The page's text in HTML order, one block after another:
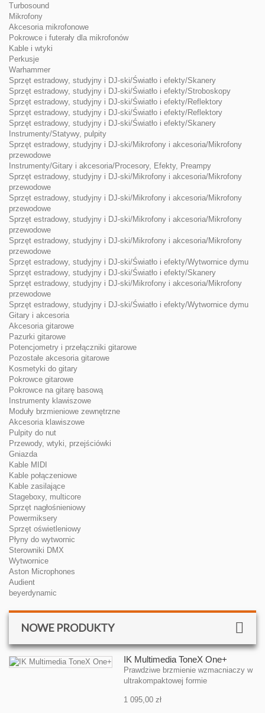
Turbosound
Mikrofony
Akcesoria mikrofonowe
Pokrowce i futerały dla mikrofonów
Kable i wtyki
Perkusje
Warhammer
Sprzęt estradowy, studyjny i DJ-ski/Światło i efekty/Skanery
Sprzęt estradowy, studyjny i DJ-ski/Światło i efekty/Stroboskopy
Sprzęt estradowy, studyjny i DJ-ski/Światło i efekty/Reflektory
Sprzęt estradowy, studyjny i DJ-ski/Światło i efekty/Reflektory
Sprzęt estradowy, studyjny i DJ-ski/Światło i efekty/Skanery
Instrumenty/Statywy, pulpity
Sprzęt estradowy, studyjny i DJ-ski/Mikrofony i akcesoria/Mikrofony
przewodowe
Instrumenty/Gitary i akcesoria/Procesory, Efekty, Preampy
Sprzęt estradowy, studyjny i DJ-ski/Mikrofony i akcesoria/Mikrofony
przewodowe
Sprzęt estradowy, studyjny i DJ-ski/Mikrofony i akcesoria/Mikrofony
przewodowe
Sprzęt estradowy, studyjny i DJ-ski/Mikrofony i akcesoria/Mikrofony
przewodowe
Sprzęt estradowy, studyjny i DJ-ski/Mikrofony i akcesoria/Mikrofony
przewodowe
Sprzęt estradowy, studyjny i DJ-ski/Światło i efekty/Wytwornice dymu
Sprzęt estradowy, studyjny i DJ-ski/Światło i efekty/Skanery
Sprzęt estradowy, studyjny i DJ-ski/Mikrofony i akcesoria/Mikrofony
przewodowe
Sprzęt estradowy, studyjny i DJ-ski/Światło i efekty/Wytwornice dymu
Gitary i akcesoria
Akcesoria gitarowe
Pazurki gitarowe
Potencjometry i przełączniki gitarowe
Pozostałe akcesoria gitarowe
Kosmetyki do gitary
Pokrowce gitarowe
Pokrowce na gitarę basową
Instrumenty klawiszowe
Moduły brzmieniowe zewnętrzne
Akcesoria klawiszowe
Pulpity do nut
Przewody, wtyki, przejściówki
Gniazda
Kable MIDI
Kable połączeniowe
Kable zasilające
Stageboxy, multicore
Sprzęt nagłośnieniowy
Powermiksery
Sprzęt oświetleniowy
Płyny do wytwornic
Sterowniki DMX
Wytwornice
Aston Microphones
Audient
beyerdynamic
NOWE PRODUKTY
IK Multimedia ToneX One+
Prawdziwe brzmienie wzmacniaczy w
ultrakompaktowej formie
1 095,00 zł